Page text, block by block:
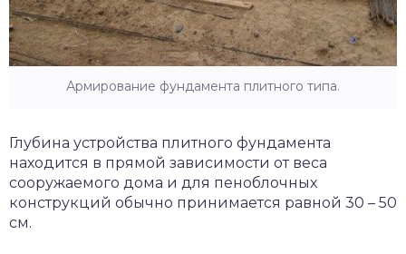
Армирование фундамента плитного типа.
Глубина устройства плитного фундамента
находится в прямой зависимости от веса
сооружаемого дома и для пеноблочных
конструкций обычно принимается равной 30 – 50
см.